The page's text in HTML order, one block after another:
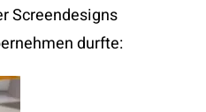
Screendesigns
durfte: